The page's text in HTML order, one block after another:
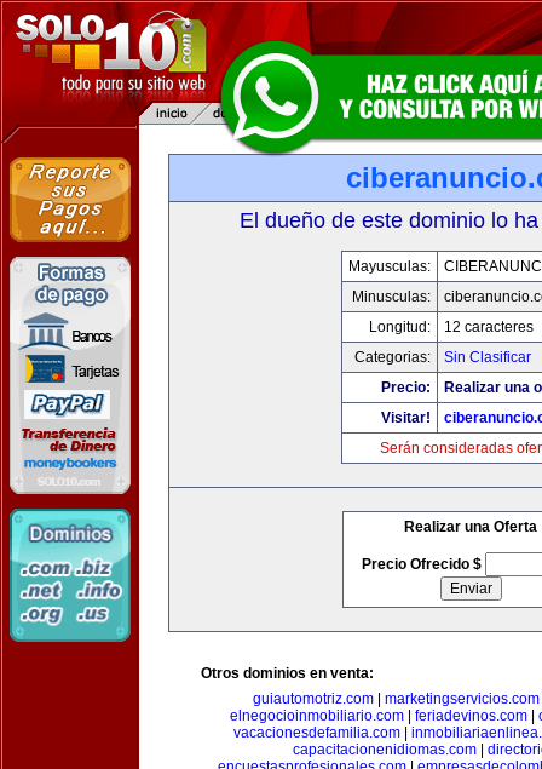
El dueño de este dominio lo
Mayusculas:
Minusculas:
Longitud:
12 caracteres
Categorias:
Sin Clasificar
Precio:
Realizar una
Visitar!
Serán consideradas
Realizar una Oferta
Precio Ofrecido $
Otros dominios en venta:
guiautomotriz.com| marketingservicios.com
elnegocioinmobiliario.com
feriadevinos.com
vacacionesdefamilia.com|
capacitacionenidiomas.com